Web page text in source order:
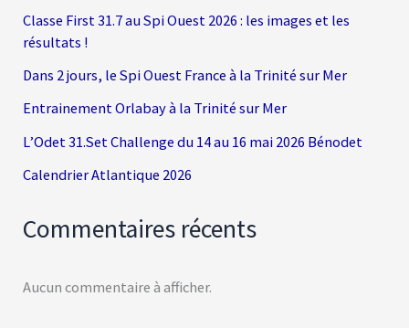
Classe First 31.7 au Spi Ouest 2026 : les images et les
résultats !
Dans 2 jours, le Spi Ouest France à la Trinité sur Mer
Entrainement Orlabay à la Trinité sur Mer
L’Odet 31.Set Challenge du 14 au 16 mai 2026 Bénodet
Calendrier Atlantique 2026
Commentaires récents
Aucun commentaire à afficher.